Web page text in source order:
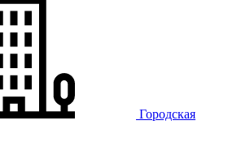
Городская